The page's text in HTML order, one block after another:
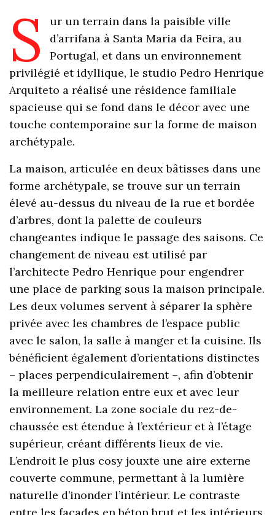
S
ur un terrain dans la paisible ville
d’arrifana à Santa Maria da Feira, au
Portugal, et dans un environnement
privilégié et idyllique, le studio Pedro Henrique
Arquiteto a réalisé une résidence familiale
spacieuse qui se fond dans le décor avec une
touche contemporaine sur la forme de maison
archétypale.
La maison, articulée en deux bâtisses dans une
forme archétypale, se trouve sur un terrain
élevé au-dessus du niveau de la rue et bordée
d’arbres, dont la palette de couleurs
changeantes indique le passage des saisons. Ce
changement de niveau est utilisé par
l’architecte Pedro Henrique pour engendrer
une place de parking sous la maison principale.
Les deux volumes servent à séparer la sphère
privée avec les chambres de l’espace public
avec le salon, la salle à manger et la cuisine. Ils
bénéficient également d’orientations distinctes
– places perpendiculairement –, afin d’obtenir
la meilleure relation entre eux et avec leur
environnement. La zone sociale du rez-de-
chaussée est étendue à l’extérieur et à l’étage
supérieur, créant différents lieux de vie.
L’endroit le plus cosy jouxte une aire externe
couverte commune, permettant à la lumière
naturelle d’inonder l’intérieur. Le contraste